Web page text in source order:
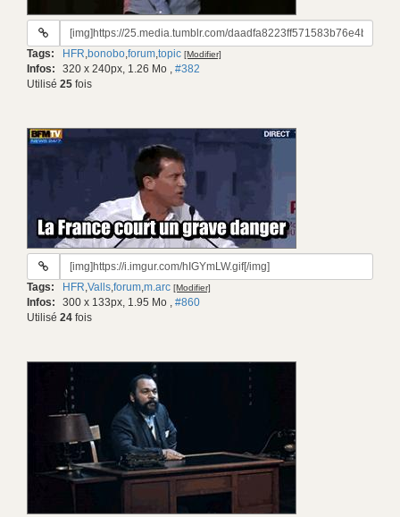
URL
gif:
Tags: HFR,bonobo,forum,topic [Modifier]
Infos: 320 x 240px, 1.26 Mo , #382
Utilisé 25 fois
URL
gif:
Tags: HFR,Valls,forum,m.arc [Modifier]
Infos: 300 x 133px, 1.95 Mo , #860
Utilisé 24 fois